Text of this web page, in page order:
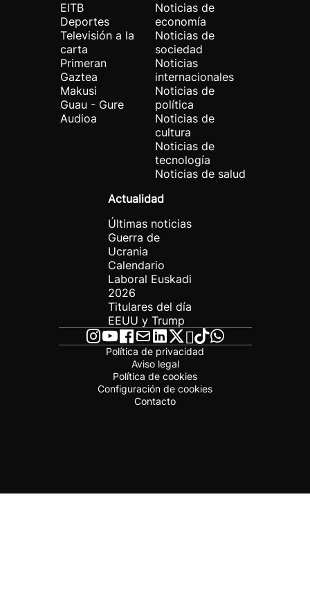
EITB
Deportes
Televisión a la
carta
Primeran
Gaztea
Makusi
Guau - Gure
Audioa
Noticias de
economía
Noticias de
sociedad
Noticias
internacionales
Noticias de
política
Noticias de
cultura
Noticias de
tecnología
Noticias de salud
Actualidad
Últimas noticias
Guerra de
Ucrania
Calendario
Laboral Euskadi
2026
Titulares del día
EEUU y Trump
Política de privacidad
Aviso legal
Política de cookies
Configuración de cookies
Contacto